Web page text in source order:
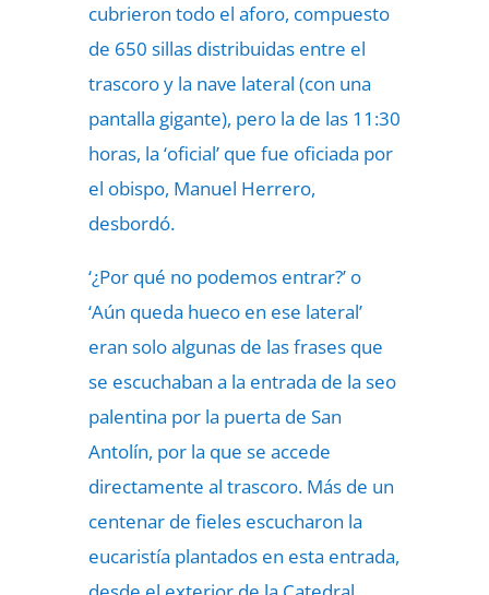
cubrieron todo el aforo, compuesto
de 650 sillas distribuidas entre el
trascoro y la nave lateral (con una
pantalla gigante), pero la de las 11:30
horas, la ‘oficial’ que fue oficiada por
el obispo, Manuel Herrero,
desbordó.
‘¿Por qué no podemos entrar?’ o
‘Aún queda hueco en ese lateral’
eran solo algunas de las frases que
se escuchaban a la entrada de la seo
palentina por la puerta de San
Antolín, por la que se accede
directamente al trascoro. Más de un
centenar de fieles escucharon la
eucaristía plantados en esta entrada,